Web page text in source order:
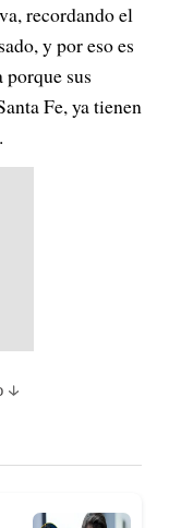
recordando el
y por eso es
sus
Fe, ya tienen